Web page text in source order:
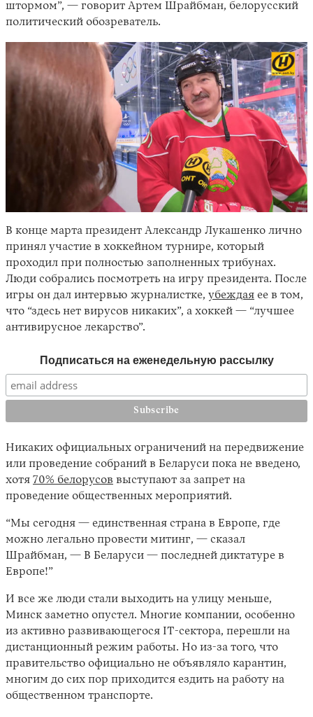
штормом”, — говорит Артем Шрайбман, белорусский
политический обозреватель.
В конце марта президент Александр Лукашенко лично
принял участие в хоккейном турнире, который
проходил при полностью заполненных трибунах.
Люди собрались посмотреть на игру президента. После
игры он дал интервью журналистке, убеждая ее в том,
что “здесь нет вирусов никаких”, а хоккей — “лучшее
антивирусное лекарство”.
Подписаться на еженедельную рассылку
Никаких официальных ограничений на передвижение
или проведение собраний в Беларуси пока не введено,
хотя 70% белорусов выступают за запрет на
проведение общественных мероприятий.
“Мы сегодня — единственная страна в Европе, где
можно легально провести митинг, — сказал
Шрайбман, — В Беларуси — последней диктатуре в
Европе!”
И все же люди стали выходить на улицу меньше,
Минск заметно опустел. Многие компании, особенно
из активно развивающегося IT-сектора, перешли на
дистанционный режим работы. Но из-за того, что
правительство официально не объявляло карантин,
многим до сих пор приходится ездить на работу на
общественном транспорте.